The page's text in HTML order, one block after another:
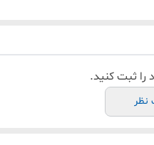
را ثبت کنید.
نظر